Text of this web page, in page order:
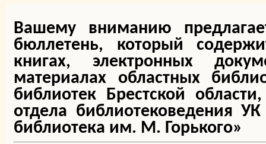
Вашему вниманию
бюллетень, который
книгах, электронных
материалах областных
библиотек Брестской
отдела библиотековедения УК
библиотека им. М. Горького»